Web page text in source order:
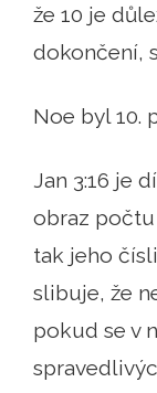
že 10 je
dokončení,
Noe byl 10.
Jan 3:16 je
obraz počtu
tak jeho
slibuje, že
pokud se v